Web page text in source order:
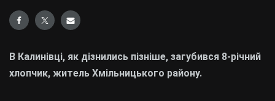
В Калинівці, як дізнились пізніше, загубився 8-річний
хлопчик, житель Хмільницького району.